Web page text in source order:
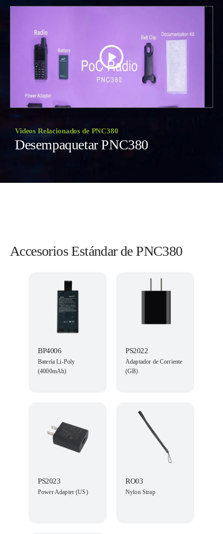
Videos Relacionados de PNC380
Desempaquetar PNC380
Accesorios Estándar de PNC380
BP4006
Batería Li-Poly
(4000mAh)
PS2022
Adaptador de Corriente
(GB)
PS2023
Power Adapter (US)
RO03
Nylon Strap